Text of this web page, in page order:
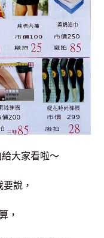
大家看啦～
說，
，